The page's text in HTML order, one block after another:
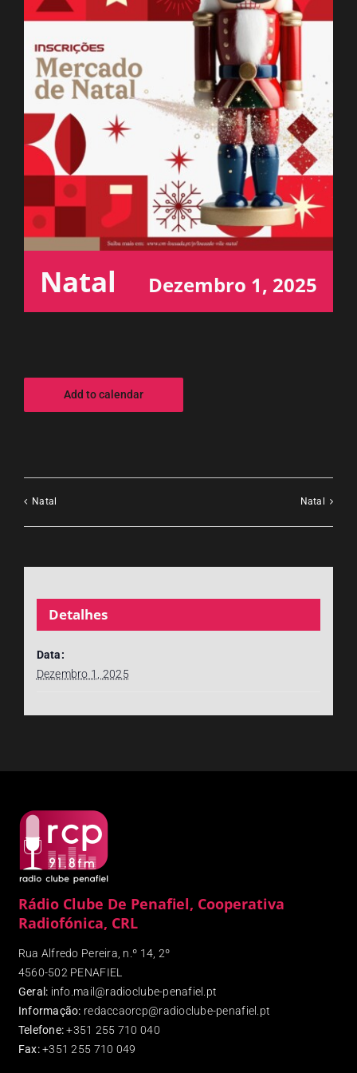
ESPAÇO OUVINTE
CONTACTOS
OUVIR
Natal Dezembro 1, 2025
Add to calendar
Natal Natal
Detalhes
Data:
Dezembro 1, 2025
Rádio Clube De Penafiel, Cooperativa
Radiofónica, CRL
Rua Alfredo Pereira, n.º 14, 2º
4560-502 PENAFIEL
Geral: info.mail@radioclube-penafiel.pt
Informação: redaccaorcp@radioclube-penafiel.pt
Telefone: +351 255 710 040
Fax:+351 255 710 049